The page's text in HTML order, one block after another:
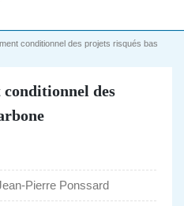
conditionnel des projets risqués bas
des
Pierre Ponssard